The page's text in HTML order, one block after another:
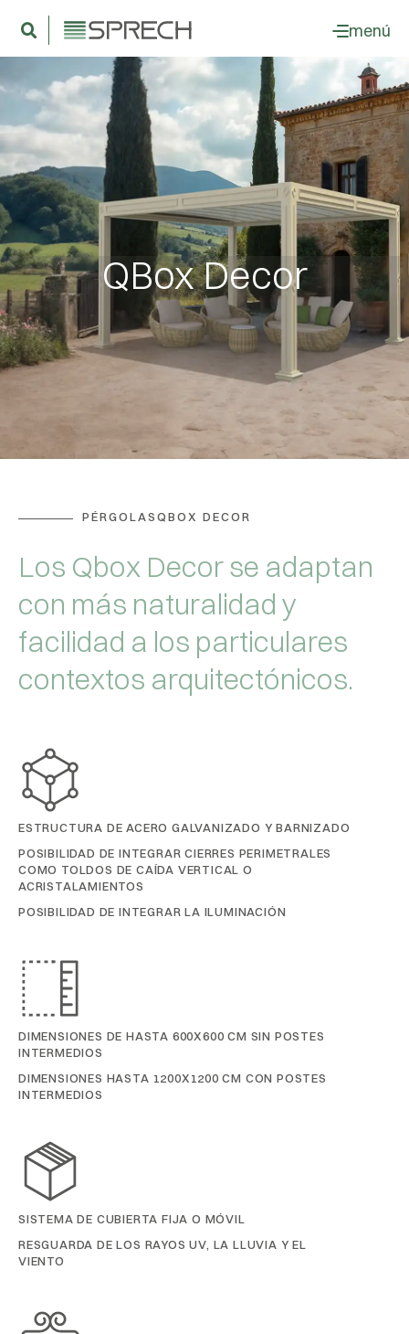
menú
QBox Decor
PÉRGOLASQBOX DECOR
Los Qbox Decor se adaptan
con más naturalidad y
facilidad a los particulares
contextos arquitectónicos.
ESTRUCTURA DE ACERO GALVANIZADO Y BARNIZADO
POSIBILIDAD DE INTEGRAR CIERRES PERIMETRALES
COMO TOLDOS DE CAÍDA VERTICAL O
ACRISTALAMIENTOS
POSIBILIDAD DE INTEGRAR LA ILUMINACIÓN
DIMENSIONES DE HASTA 600X600 CM SIN POSTES
INTERMEDIOS
DIMENSIONES HASTA 1200X1200 CM CON POSTES
INTERMEDIOS
SISTEMA DE CUBIERTA FIJA O MÓVIL
RESGUARDA DE LOS RAYOS UV, LA LLUVIA Y EL
VIENTO